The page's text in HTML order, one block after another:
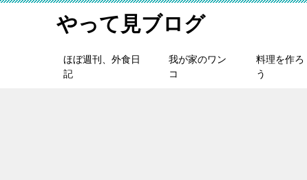
やって見ブログ
ほぼ週刊、外食日
記
我が家のワン
コ
料理を作ろ
う